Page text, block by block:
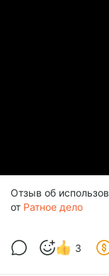
Отзыв об
от Ратное дело
3